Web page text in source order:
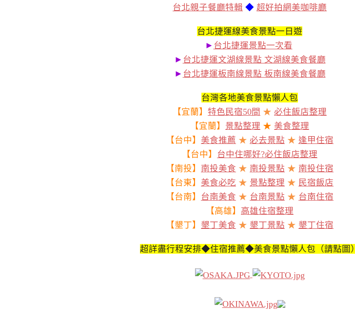
台北親子餐廳特輯 ◆ 超好拍網美咖啡廳
台北捷運線美食景點一日遊
► 台北捷運景點一次看
► 台北捷運文湖線景點 文湖線美食餐廳
► 台北捷運板南線景點 板南線美食餐廳
台灣各地美食景點懶人包
【宜蘭】 特色民宿50間 ★ 必住飯店整理
【宜蘭】 景點整理 ★ 美食整理
【台中】 美食推薦 ★ 必去景點 ★ 逢甲住宿
【台中】 台中住哪好?必住飯店整理
【南投】 南投美食 ★ 南投景點 ★ 南投住宿
【台東】 美食必吃 ★ 景點整理 ★ 民宿飯店
【台南】 台南美食 ★ 台南景點 ★ 台南住宿
【高雄】 高雄住宿整理
【墾丁】 墾丁美食 ★ 墾丁景點 ★ 墾丁住宿
超詳盡行程安排◆住宿推薦◆美食景點懶人包（請點圖）